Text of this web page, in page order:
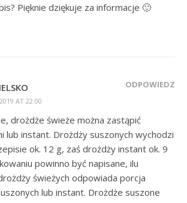
Pięknie dziękuje za informacje 🙂
AT 22:00
ODPOWIEDZ
drożdże świeże można zastąpić
lub instant. Drożdży suszonych wychodzi
ok. 12 g, zaś drożdży instant ok. 9
powinno być napisane, ilu
świeżych odpowiada porcja
lub instant. Drożdże suszone